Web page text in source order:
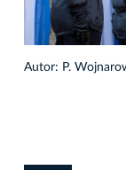
Autor: P.